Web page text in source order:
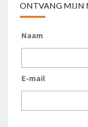
ONTVANG MIJN
Naam
E-mail